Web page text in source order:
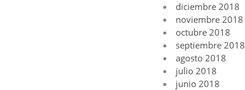
diciembre 2018
noviembre 2018
octubre 2018
septiembre 2018
agosto 2018
julio 2018
junio 2018